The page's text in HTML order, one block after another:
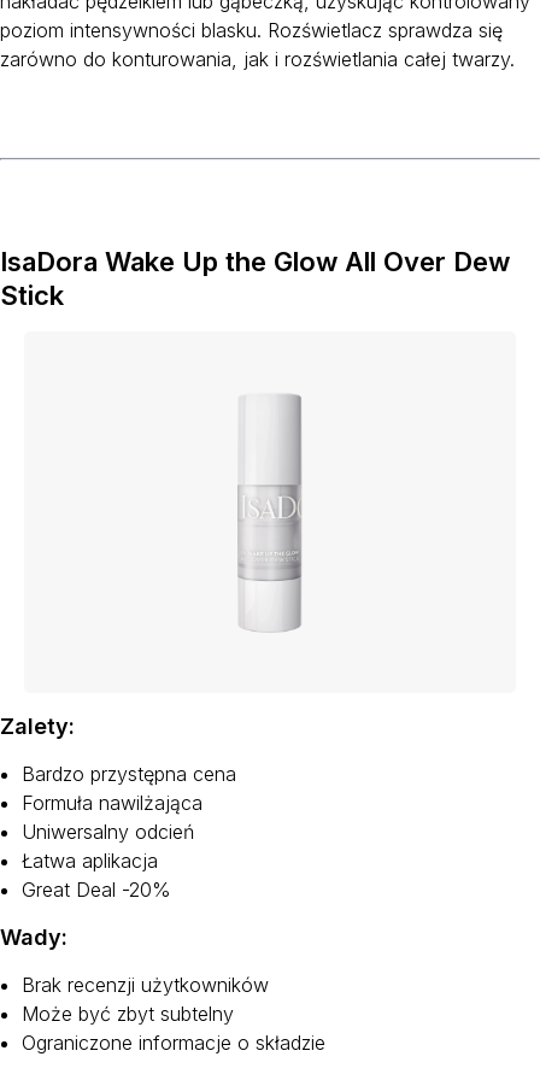
poziom intensywności blasku. Rozświetlacz sprawdza się
zarówno do konturowania, jak i rozświetlania całej twarzy.
IsaDora Wake Up the Glow All Over Dew
Stick
Zalety:
Bardzo przystępna cena
Formuła nawilżająca
Uniwersalny odcień
Łatwa aplikacja
Great Deal -20%
Wady:
Brak recenzji użytkowników
Może być zbyt subtelny
Ograniczone informacje o składzie